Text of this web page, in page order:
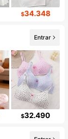
$34.348
Entrar
$32.490